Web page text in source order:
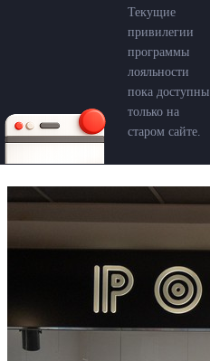
Текущие
привилегии
программы
лояльности
пока доступны
только на
старом сайте.